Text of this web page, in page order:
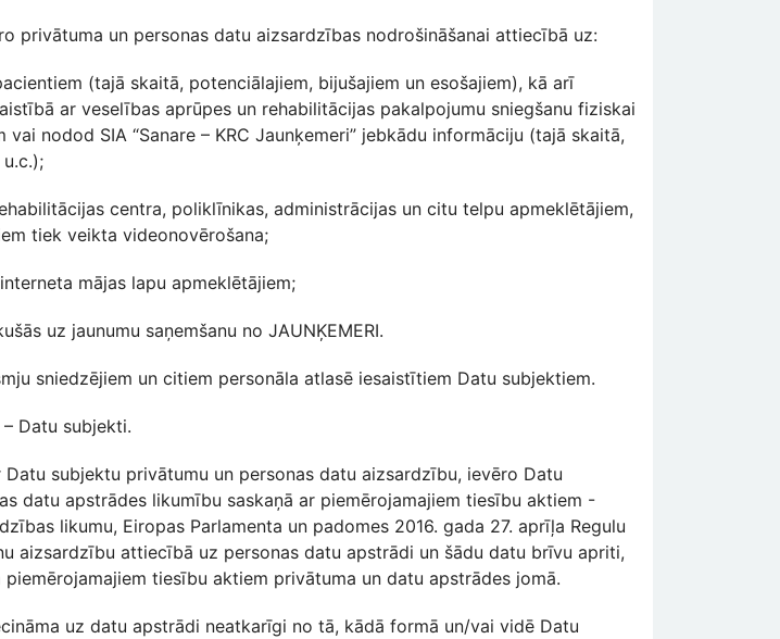
privātuma un personas datu aizsardzības nodrošināšanai attiecībā uz:
(tajā skaitā, potenciālajiem, bijušajiem un esošajiem), kā arī
ar veselības aprūpes un rehabilitācijas pakalpojumu sniegšanu fiziskai
vai nodod SIA “Sanare – KRC Jaunķemeri” jebkādu informāciju (tajā skaitā,
centra, poliklīnikas, administrācijas un citu telpu apmeklētājiem,
tiek veikta videonovērošana;
mājas lapu apmeklētājiem;
uz jaunumu saņemšanu no JAUNĶEMERI.
sniedzējiem un citiem personāla atlasē iesaistītiem Datu subjektiem.
Datu subjekti.
Datu subjektu privātumu un personas datu aizsardzību, ievēro Datu
datu apstrādes likumību saskaņā ar piemērojamajiem tiesību aktiem -
likumu, Eiropas Parlamenta un padomes 2016. gada 27. aprīļa Regulu
aizsardzību attiecībā uz personas datu apstrādi un šādu datu brīvu apriti,
tiesību aktiem privātuma un datu apstrādes jomā.
uz datu apstrādi neatkarīgi no tā, kādā formā un/vai vidē Datu